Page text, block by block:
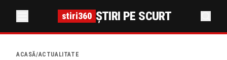
stiri360 ȘTIRI PE SCURT
ACASĂ/ACTUALITATE